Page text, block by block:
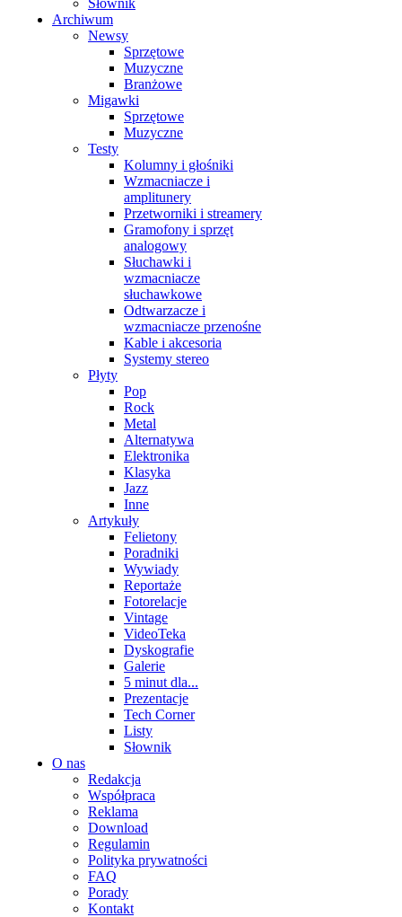
Słownik
Archiwum
Newsy
Sprzętowe
Muzyczne
Branżowe
Migawki
Sprzętowe
Muzyczne
Testy
Kolumny i głośniki
Wzmacniacze i
amplitunery
Przetworniki i streamery
Gramofony i sprzęt
analogowy
Słuchawki i
wzmacniacze
słuchawkowe
Odtwarzacze i
wzmacniacze przenośne
Kable i akcesoria
Systemy stereo
Płyty
Pop
Rock
Metal
Alternatywa
Elektronika
Klasyka
Jazz
Inne
Artykuły
Felietony
Poradniki
Wywiady
Reportaże
Fotorelacje
Vintage
VideoTeka
Dyskografie
Galerie
5 minut dla...
Prezentacje
Tech Corner
Listy
Słownik
O nas
Redakcja
Współpraca
Reklama
Download
Regulamin
Polityka prywatności
FAQ
Porady
Kontakt